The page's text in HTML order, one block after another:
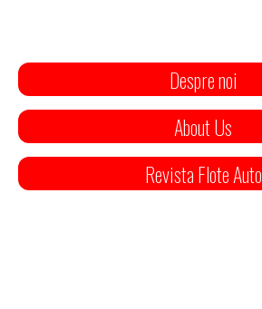
Despre noi
About Us
Revista Flote Auto